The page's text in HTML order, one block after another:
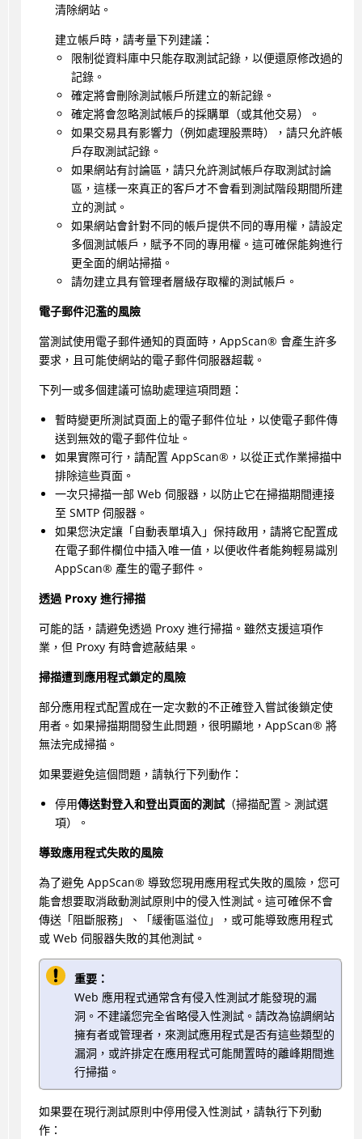
清除網站。
建立帳戶時，請考量下列建議：
限制從資料庫中只能存取測試記錄，以便還原修改過的
記錄。
確定將會刪除測試帳戶所建立的新記錄。
確定將會忽略測試帳戶的採購單（或其他交易）。
如果交易具有影響力（例如處理股票時），請只允許帳
戶存取測試記錄。
如果網站有討論區，請只允許測試帳戶存取測試討論
區，這樣一來真正的客戶才不會看到測試階段期間所建
立的測試。
如果網站會針對不同的帳戶提供不同的專用權，請設定
多個測試帳戶，賦予不同的專用權。這可確保能夠進行
更全面的網站掃描。
請勿建立具有管理者層級存取權的測試帳戶。
電子郵件氾濫的風險
當測試使用電子郵件通知的頁面時， AppScan® 會產生許多
要求，且可能使網站的電子郵件伺服器超載。
下列一或多個建議可協助處理這項問題：
暫時變更所測試頁面上的電子郵件位址，以使電子郵件傳
送到無效的電子郵件位址。
如果實際可行，請配置 AppScan® ，以從正式作業掃描中
排除這些頁面。
一次只掃描一部 Web 伺服器，以防止它在掃描期間連接
至 SMTP 伺服器。
如果您決定讓「自動表單填入」保持啟用，請將它配置成
在電子郵件欄位中插入唯一值，以便收件者能夠輕易識別
AppScan® 產生的電子郵件。
透過 Proxy 進行掃描
可能的話，請避免透過 Proxy 進行掃描。雖然支援這項作
業，但 Proxy 有時會遮蔽結果。
掃描遭到應用程式鎖定的風險
部分應用程式配置成在一定次數的不正確登入嘗試後鎖定使
用者。如果掃描期間發生此問題，很明顯地， AppScan® 將
無法完成掃描。
如果要避免這個問題，請執行下列動作：
停用傳送對登入和登出頁面的測試（掃描配置 > 測試選
項）。
導致應用程式失敗的風險
為了避免 AppScan® 導致您現用應用程式失敗的風險，您可
能會想要取消啟動測試原則中的侵入性測試。這可確保不會
傳送「阻斷服務」、「緩衝區溢位」，或可能導致應用程式
或 Web 伺服器失敗的其他測試。
重要：
Web 應用程式通常含有侵入性測試才能發現的漏
洞。不建議您完全省略侵入性測試。請改為協調網站
擁有者或管理者，來測試應用程式是否有這些類型的
漏洞，或許排定在應用程式可能閒置時的離峰期間進
行掃描。
如果要在現行測試原則中停用侵入性測試，請執行下列動
作：